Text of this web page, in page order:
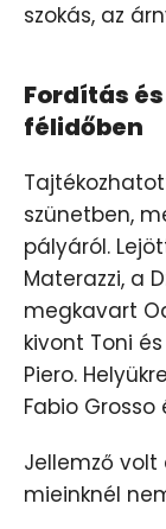
szokás, az
Fordítás
félidőben
szünetben,
pályáról.
Materazzi, a
megkavart
kivont Toni
Piero.
Fabio
Jellemző volt
mieinknél